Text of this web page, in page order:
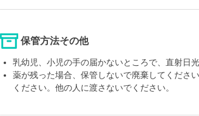
保管方法その他
乳幼児、小児の手の届かないところで、直射日
薬が残った場合、保管しないで廃棄してくださ
ください。他の人に渡さないでください。